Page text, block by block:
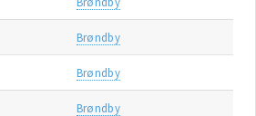
Brøndby
Brøndby
Brøndby